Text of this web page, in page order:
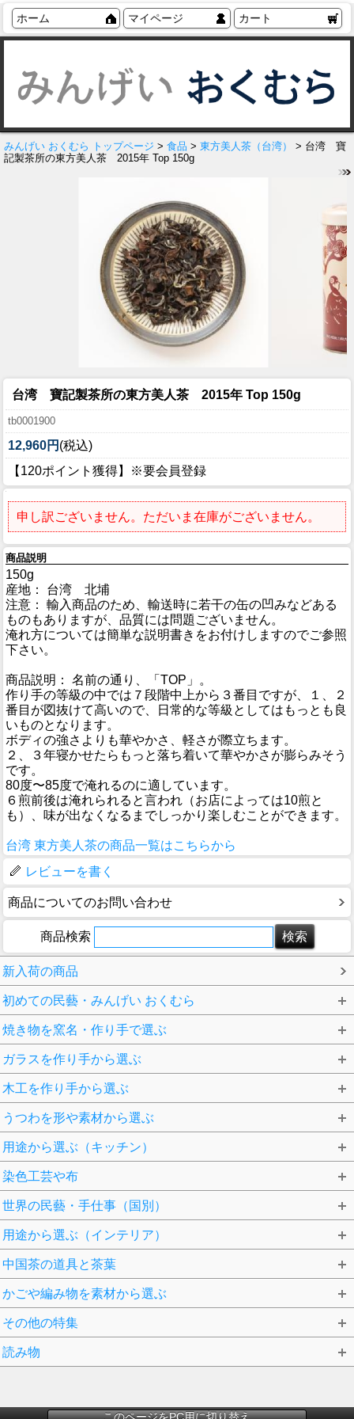
ホーム マイページ カート
みんげい おくむら トップページ > 食品 > 東方美人茶（台湾）
> 台湾 寶
記製茶所の東方美人茶 2015年 Top 150g
台湾 寶記製茶所の東方美人茶 2015年 Top 150g
tb0001900
12,960円 (税込)
【120ポイント獲得】※要会員登録
申し訳ございません。ただいま在庫がございません。
商品説明
150g
産地： 台湾 北埔
注意： 輸入商品のため、輸送時に若干の缶の凹みなどある
ものもありますが、品質には問題ございません。
淹れ方については簡単な説明書きをお付けしますのでご参照
下さい。
商品説明： 名前の通り、「TOP」。
作り手の等級の中では７段階中上から３番目ですが、１、２
番目が図抜けて高いので、日常的な等級としてはもっとも良
いものとなります。
ボディの強さよりも華やかさ、軽さが際立ちます。
２、３年寝かせたらもっと落ち着いて華やかさが膨らみそう
です。
80度〜85度で淹れるのに適しています。
６煎前後は淹れられると言われ（お店によっては10煎と
も）、味が出なくなるまでしっかり楽しむことができます。
台湾 東方美人茶の商品一覧はこちらから
レビューを書く
商品についてのお問い合わせ
商品検索
新入荷の商品
初めての民藝・みんげい おくむら
焼き物を窯名・作り手で選ぶ
ガラスを作り手から選ぶ
木工を作り手から選ぶ
うつわを形や素材から選ぶ
用途から選ぶ（キッチン）
染色工芸や布
世界の民藝・手仕事（国別）
用途から選ぶ（インテリア）
中国茶の道具と茶葉
かごや編み物を素材から選ぶ
その他の特集
読み物
このページをPC用に切り替え